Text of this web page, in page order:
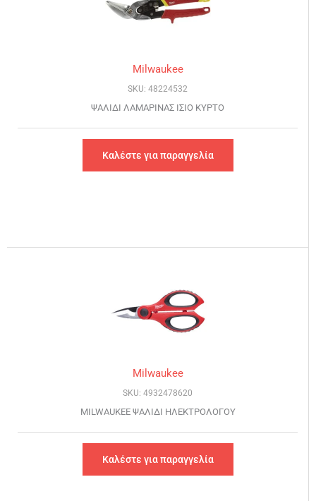
Milwaukee
SKU: 48224532
ΨΑΛΙΔΙ ΛΑΜΑΡΙΝΑΣ ΙΣΙΟ ΚΥΡΤΟ
Καλέστε για παραγγελία
Milwaukee
SKU: 4932478620
MILWAUKEE ΨΑΛΙΔΙ ΗΛΕΚΤΡΟΛΟΓΟΥ
Καλέστε για παραγγελία